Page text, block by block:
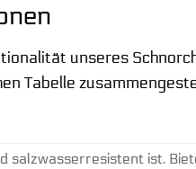
unseres
Tabelle
salzwasserresistent ist.